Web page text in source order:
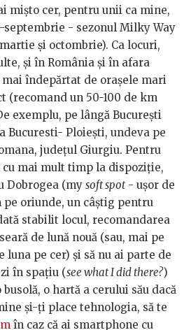
mişto cer, pentru unii ca mine,
- sezonul Milky Way
şi octombrie). Ca locuri,
şi în România şi în afara
îndepărtat de oraşele mari
(recomand un 50-100 de km
exemplu, pe lângă Bucureşti
Bucuresti- Ploieşti, undeva pe
judeţul Giurgiu. Pentru
cu mai mult timp la dispoziţie,
Dobrogea (my soft spot- uşor de
pe oriunde, un câştig pentru
stabilit locul, recomandarea
de lună nouă (sau, mai pe
luna pe cer) şi să nu ai parte de
în spaţiu (see what I did there?)
o hartă a cerului său dacă
şi-ți place tehnologia, să te
în caz că ai smartphone cu